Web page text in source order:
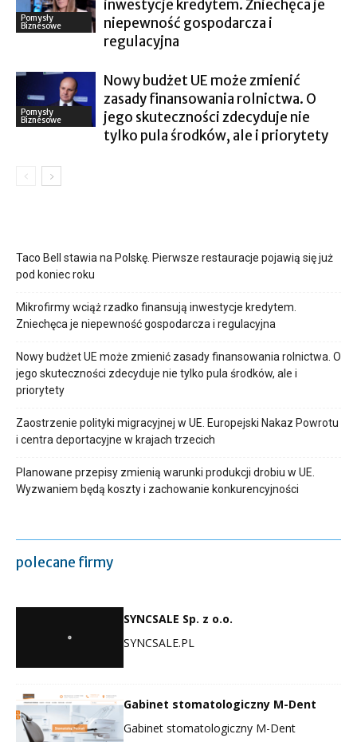
Pomysły
Biznesowe
inwestycje kredytem. Zniechęca je
niepewność gospodarcza i
regulacyjna
Pomysły
Biznesowe
Nowy budżet UE może zmienić
zasady finansowania rolnictwa. O
jego skuteczności zdecyduje nie
tylko pula środków, ale i priorytety
Taco Bell stawia na Polskę. Pierwsze restauracje pojawią się już
pod koniec roku
Mikrofirmy wciąż rzadko finansują inwestycje kredytem.
Zniechęca je niepewność gospodarcza i regulacyjna
Nowy budżet UE może zmienić zasady finansowania rolnictwa. O
jego skuteczności zdecyduje nie tylko pula środków, ale i
priorytety
Zaostrzenie polityki migracyjnej w UE. Europejski Nakaz Powrotu
i centra deportacyjne w krajach trzecich
Planowane przepisy zmienią warunki produkcji drobiu w UE.
Wyzwaniem będą koszty i zachowanie konkurencyjności
polecane firmy
SYNCSALE Sp. z o.o.
SYNCSALE.PL
Gabinet stomatologiczny M-Dent
Gabinet stomatologiczny M-Dent